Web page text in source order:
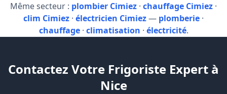
Même secteur : plombier Cimiez · chauffage Cimiez ·
clim Cimiez · électricien Cimiez— plomberie ·
chauffage· climatisation · électricité.
Contactez Votre Frigoriste Expert à
Nice